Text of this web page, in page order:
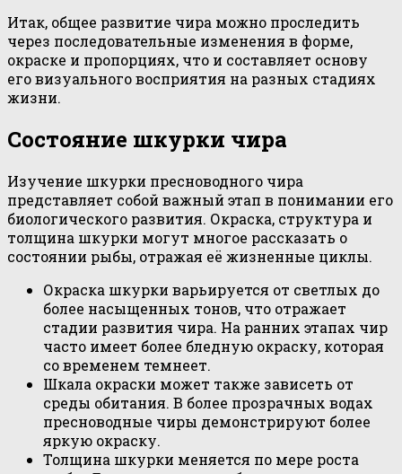
Итак, общее развитие чира можно проследить
через последовательные изменения в форме,
окраске и пропорциях, что и составляет основу
его визуального восприятия на разных стадиях
жизни.
Состояние шкурки чира
Изучение шкурки пресноводного чира
представляет собой важный этап в понимании его
биологического развития. Окраска, структура и
толщина шкурки могут многое рассказать о
состоянии рыбы, отражая её жизненные циклы.
Окраска шкурки варьируется от светлых до
более насыщенных тонов, что отражает
стадии развития чира. На ранних этапах чир
часто имеет более бледную окраску, которая
со временем темнеет.
Шкала окраски может также зависеть от
среды обитания. В более прозрачных водах
пресноводные чиры демонстрируют более
яркую окраску.
Толщина шкурки меняется по мере роста